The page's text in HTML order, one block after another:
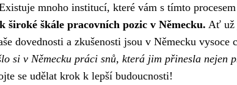
mnoho institucí, které vám s tímto
široké škále pracovních pozic v Německu. Ať už
dovednosti a zkušenosti jsou v Německu vysoce
si v Německu práci snů, která jim přinesla nejen
se udělat krok k lepší budoucnosti!